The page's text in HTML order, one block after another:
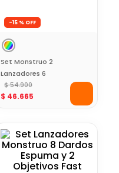
-15 %
Set Monstruo 2
Lanzadores 6
Dardos Espuma
Fast Shots
$ 54.900
$ 46.665